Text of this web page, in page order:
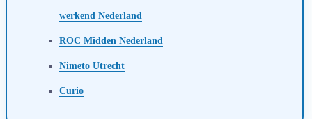
werkend Nederland
ROC Midden Nederland
Nimeto Utrecht
Curio